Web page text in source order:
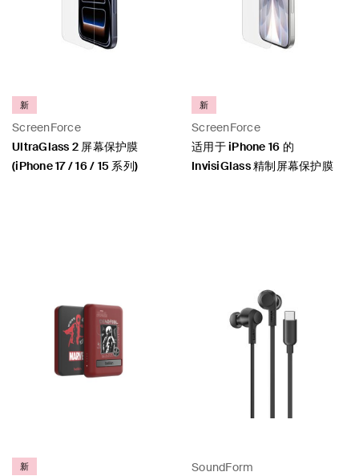
ScreenForce
新
UltraGlass 2 屏幕保护膜
(iPhone 17 / 16 / 15 系列)
ScreenForce
新
适用于 iPhone 16 的
InvisiGlass 精制屏幕保护膜
新
SoundForm